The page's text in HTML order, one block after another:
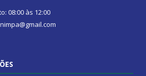
08:00 às 12:00